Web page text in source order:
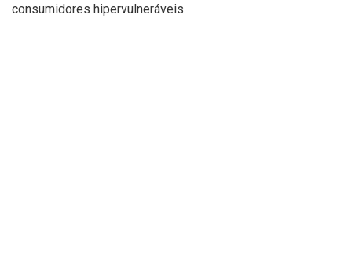
consumidores hipervulneráveis.